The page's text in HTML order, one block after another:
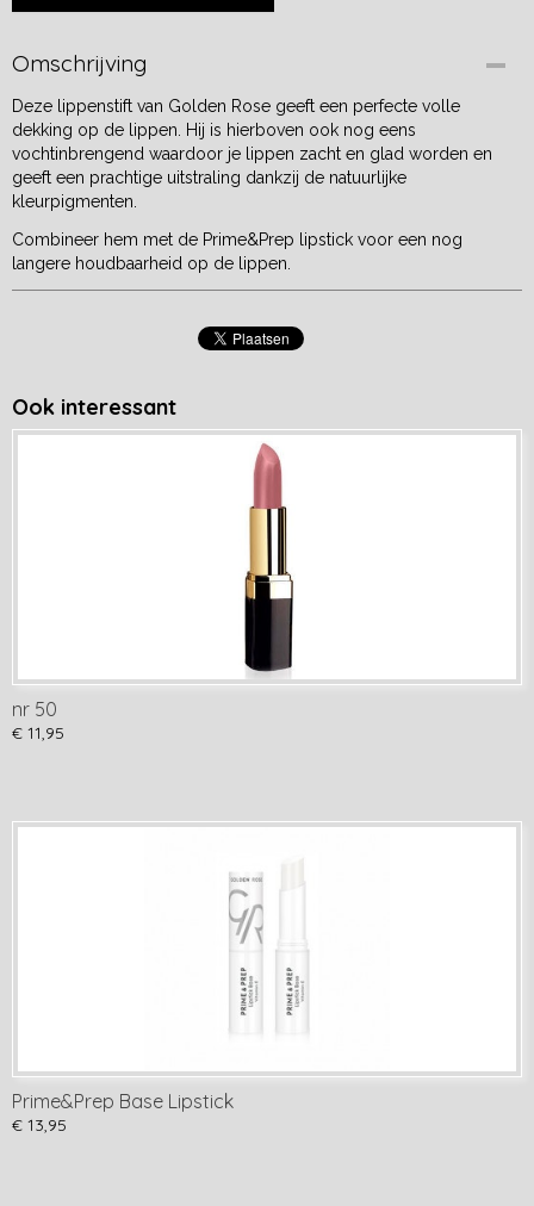
Omschrijving
Deze lippenstift van Golden Rose geeft een perfecte volle
dekking op de lippen. Hij is hierboven ook nog eens
vochtinbrengend waardoor je lippen zacht en glad worden en
geeft een prachtige uitstraling dankzij de natuurlijke
kleurpigmenten.
Combineer hem met de Prime&Prep lipstick voor een nog
langere houdbaarheid op de lippen.
Ook interessant
nr 50
€ 11,95
Prime&Prep Base Lipstick
€ 13,95